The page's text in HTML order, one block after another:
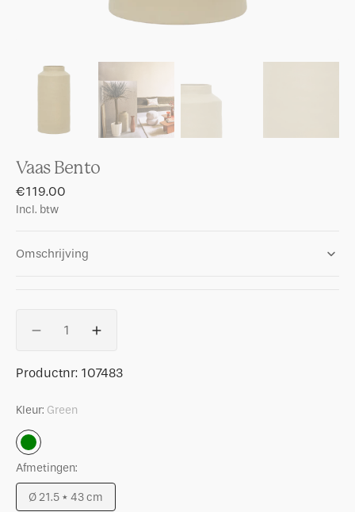
Vaas Bento
Regular
price
€119.00
Incl. btw
Omschrijving
Aantal
Vaas
Aantal
voor
Productnummer:
Productnr: 107483
Kleur: Green
Green
Afmetingen:
Ø 21.5 * 43 cm
Uitverkocht